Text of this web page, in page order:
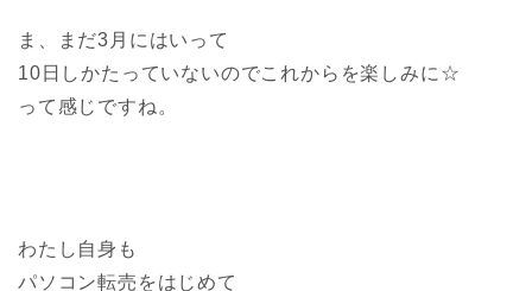
ま、まだ3月にはいって
10日しかたっていないのでこれからを楽しみに☆
って感じですね。
わたし自身も
パソコン転売をはじめて